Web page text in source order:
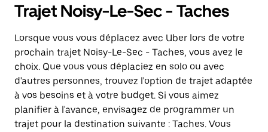
Trajet Noisy-Le-Sec - Taches
Lorsque vous vous déplacez avec Uber lors de votre
prochain trajet Noisy-Le-Sec - Taches, vous avez le
choix. Que vous vous déplaciez en solo ou avec
d'autres personnes, trouvez l'option de trajet adaptée
à vos besoins et à votre budget. Si vous aimez
planifier à l'avance, envisagez de programmer un
trajet pour la destination suivante : Taches. Vous